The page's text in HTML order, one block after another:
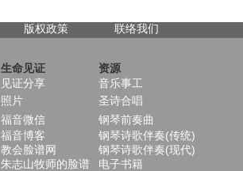
版权政策 联络我们
生命见证
资源
见证分享
音乐事工
照片
圣诗合唱
福音微信
钢琴前奏曲
福音博客
钢琴诗歌伴奏(传统)
教会脸谱网
钢琴诗歌伴奏(现代)
朱志山牧师的脸谱
电子书籍